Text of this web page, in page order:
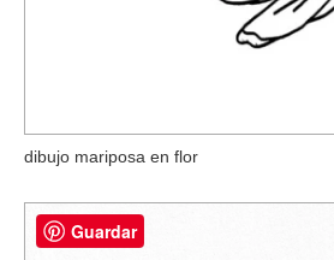
dibujo mariposa en flor
Guardar